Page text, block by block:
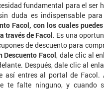
fundamental para el ser
duda es indispensable
Facol, con los cuales
través de Facol. Es una
de descuento para
Descuento Facol, dale clic al
Después, dale clic al
así entres al portal de
te falte ninguno, y cuando